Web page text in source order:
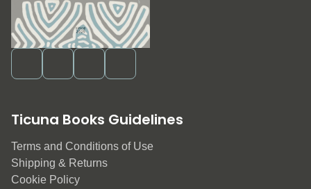
Ticuna Books Guidelines
Terms and Conditions of Use
Shipping & Returns
Cookie Policy